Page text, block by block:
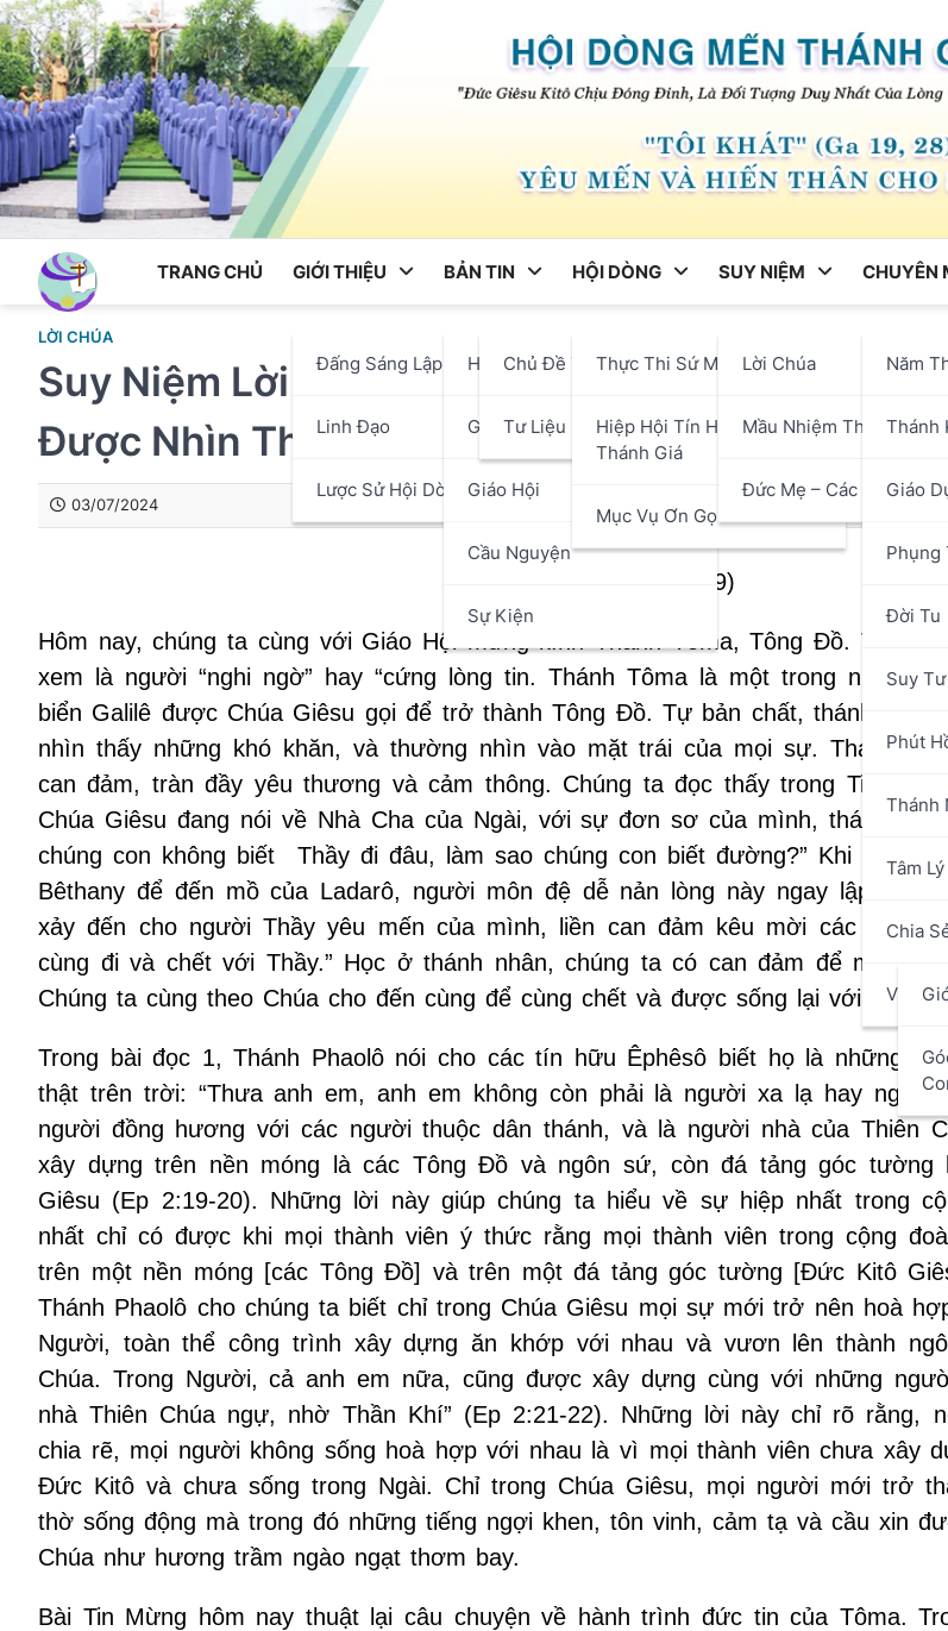
Skip
to
content
TRANG CHỦ GIỚI THIỆU
Đấng Sáng Lập
Linh Đạo
Lược Sử Hội Dòng
BẢN TIN
Hội Dòng
Chủ Đề Tháng
Tư Liệu
Giáo Phận
Giáo Hội
Cầu Nguyện
Sự Kiện
HỘI DÒNG
Thực Thi Sứ Mạng
Hiệp Hội Tín Hữu Mến
Thánh Giá
Mục Vụ Ơn Gọi
SUY NIỆM
Lời Chúa
Mầu Nhiệm Thánh Giá
Đức Mẹ – Các Thánh
CHUYÊN
Năm
Thánh
Giáo
Phụng
Đời Tu
Suy Tư
Phút
Thánh
Tâm Lý
Chia
Văn
LỜI CHÚA
Suy Niệm Lời Chúa – Thánh Tôma, Tông Đồ –
Được Nhìn Thấy Chúa
03/07/2024
(Ep 2:19-22; Ga 20:24-29)
Hôm nay, chúng ta cùng với Giáo Hội mừng kính Thánh Tôma, Tông Đồ. Thánh
xem là người “nghi ngờ” hay “cứng lòng tin. Thánh Tôma là một trong những
biển Galilê được Chúa Giêsu gọi để trở thành Tông Đồ. Tự bản chất, thánh nhân
nhìn thấy những khó khăn, và thường nhìn vào mặt trái của mọi sự. Thánh
can đảm, tràn đầy yêu thương và cảm thông. Chúng ta đọc thấy trong Tin
Chúa Giêsu đang nói về Nhà Cha của Ngài, với sự đơn sơ của mình, thánh
chúng con không biết Thầy đi đâu, làm sao chúng con biết đường?” Khi Chúa
Bêthany để đến mồ của Ladarô, người môn đệ dễ nản lòng này ngay lập tức
xảy đến cho người Thầy yêu mến của mình, liền can đảm kêu mời các môn
cùng đi và chết với Thầy.” Học ở thánh nhân, chúng ta có can đảm để mời gọi
Chúng ta cùng theo Chúa cho đến cùng để cùng chết và được sống lại với Ngài
Trong bài đọc 1, Thánh Phaolô nói cho các tín hữu Êphêsô biết họ là những
thật trên trời: “Thưa anh em, anh em không còn phải là người xa lạ hay người
người đồng hương với các người thuộc dân thánh, và là người nhà của Thiên
xây dựng trên nền móng là các Tông Đồ và ngôn sứ, còn đá tảng góc tường
Giêsu (Ep 2:19-20). Những lời này giúp chúng ta hiểu về sự hiệp nhất trong
nhất chỉ có được khi mọi thành viên ý thức rằng mọi thành viên trong cộng
trên một nền móng [các Tông Đồ] và trên một đá tảng góc tường [Đức Kitô
Thánh Phaolô cho chúng ta biết chỉ trong Chúa Giêsu mọi sự mới trở nên hoà
Người, toàn thể công trình xây dựng ăn khớp với nhau và vươn lên thành
Chúa. Trong Người, cả anh em nữa, cũng được xây dựng cùng với những
nhà Thiên Chúa ngự, nhờ Thần Khí” (Ep 2:21-22). Những lời này chỉ rõ rằng,
chia rẽ, mọi người không sống hoà hợp với nhau là vì mọi thành viên chưa xây
Đức Kitô và chưa sống trong Ngài. Chỉ trong Chúa Giêsu, mọi người mới trở
thờ sống động mà trong đó những tiếng ngợi khen, tôn vinh, cảm tạ và cầu xin
Chúa như hương trầm ngào ngạt thơm bay.
Bài Tin Mừng hôm nay thuật lại câu chuyện về hành trình đức tin của Tôma.